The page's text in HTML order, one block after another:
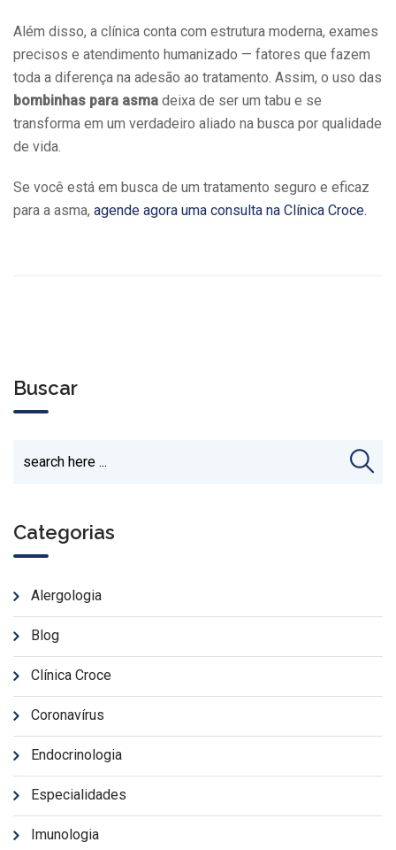
Além disso, a clínica conta com estrutura moderna, exames
precisos e atendimento humanizado — fatores que fazem
toda a diferença na adesão ao tratamento. Assim, o uso das
bombinhas para asma deixa de ser um tabu e se
transforma em um verdadeiro aliado na busca por qualidade
de vida.
Se você está em busca de um tratamento seguro e eficaz
para a asma, agende agora uma consulta na Clínica Croce.
Buscar
Categorias
Alergologia
Blog
Clínica Croce
Coronavírus
Endocrinologia
Especialidades
Imunologia